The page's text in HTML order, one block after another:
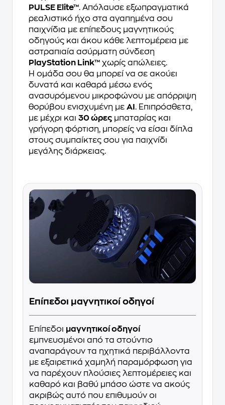
PULSE Elite™. Απόλαυσε εξωπραγματικά
ρεαλιστικό ήχο στα αγαπημένα σου
παιχνίδια με επίπεδους μαγνητικούς
οδηγούς και άκου κάθε λεπτομέρεια με
αστραπιαία ασύρματη σύνδεση
PlayStation Link™ χωρίς απώλειες.
Η ομάδα σου θα μπορεί να σε ακούει
δυνατά και καθαρά μέσω ενός
ανασυρόμενου μικροφώνου με απόρριψη
θορύβου ενισχυμένη με AI . Επιπρόσθετα,
με μέχρι και 30 ώρες μπαταρίας και
γρήγορη φόρτιση, μπορείς να είσαι δίπλα
στους συμπαίκτες σου για παιχνίδι
μεγάλης διάρκειας.
Επίπεδοι μαγνητικοί οδηγοί
Επίπεδοι μαγνητικοί οδηγοί
εμπνευσμένοι από τα στούντιο
αναπαράγουν τα ηχητικά περιβάλλοντα
με εξαιρετικά χαμηλή παραμόρφωση για
να παρέχουν πλούσιες λεπτομέρειες και
καθαρό και βαθύ μπάσο ώστε να ακούς
ακριβώς αυτό που επιθυμούν οι